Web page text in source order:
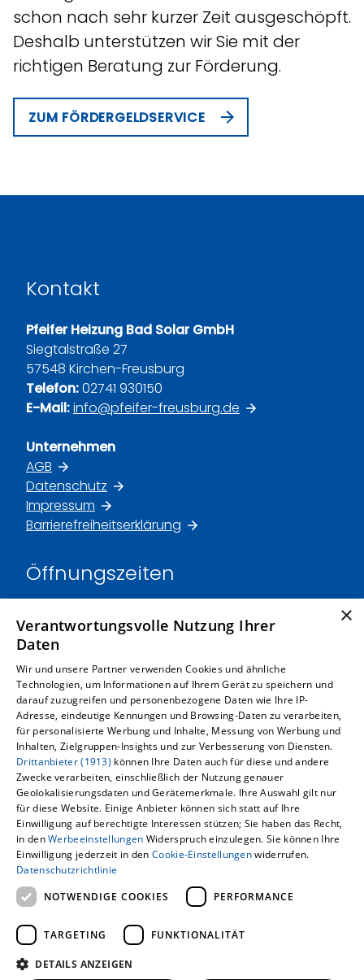
schon nach sehr kurzer Zeit ausgeschöpft.
Deshalb unterstützen wir Sie mit der
richtigen Beratung zur Förderung.
ZUM FÖRDERGELDSERVICE
Kontakt
Pfeifer Heizung Bad Solar GmbH
Siegtalstraße 27
57548 Kirchen-Freusburg
Telefon:02741 930150
E-Mail:info@pfeifer-freusburg.de
Unternehmen
AGB
Datenschutz
Impressum
Barrierefreiheitserklärung
Öffnungszeiten
7.30 – 12.00 Uhr und 13.00 – 17.00 Uhr
Freitag:
7.30 – 15.00 Uhr
×
Verantwortungsvolle Nutzung Ihrer
Daten
Wir und unsere Partner verwenden Cookies und ähnliche
Technologien, um Informationen auf Ihrem Gerät zu speichern und
darauf zuzugreifen und personenbezogene Daten wie Ihre IP-
Adresse, eindeutige Kennungen und Browsing-Daten zu verarbeiten,
für personalisierte Werbung und Inhalte, Messung von Werbung und
Inhalten, Zielgruppen-Insights und zur Verbesserung von Diensten.
Drittanbieter (1913) können Ihre Daten auch für diese und andere
Zwecke verarbeiten, einschließlich der Nutzung genauer
Geolokalisierungsdaten und Gerätemerkmale. Ihre Auswahl gilt nur
für diese Website. Einige Anbieter können sich statt auf Ihre
Einwilligung auf berechtigte Interessen stützen; Sie haben das Recht,
in denWerbeeinstellungen Widerspruch einzulegen. Sie können Ihre
Einwilligung jederzeit in denCookie-Einstellungenwiderrufen.
Datenschutzrichtlinie
NOTWENDIGE COOKIES
PERFORMANCE
TARGETING FUNKTIONALITÄT
DETAILS ANZEIGEN